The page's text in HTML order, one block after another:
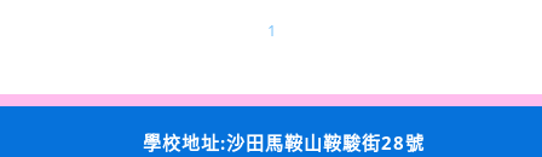
1
學校地址:沙田馬鞍山鞍駿街28號